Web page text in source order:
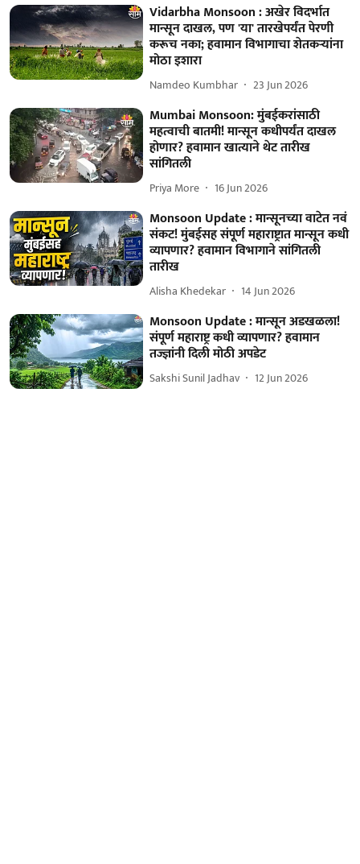
Vidarbha Monsoon : अखेर विदर्भात
मान्सून दाखल, पण 'या' तारखेपर्यंत पेरणी
करूच नका; हवामान विभागाचा शेतकऱ्यांना
मोठा इशारा
Namdeo Kumbhar 23 Jun 2026
Mumbai Monsoon: मुंबईकरांसाठी
महत्वाची बातमी! मान्सून कधीपर्यंत दाखल
होणार? हवामान खात्याने थेट तारीख
सांगितली
Priya More 16 Jun 2026
Monsoon Update : मान्सूनच्या वाटेत नवं
संकट! मुंबईसह संपूर्ण महाराष्ट्रात मान्सून कधी
व्यापणार? हवामान विभागाने सांगितली
तारीख
Alisha Khedekar 14 Jun 2026
Monsoon Update : मान्सून अडखळला!
संपूर्ण महाराष्ट्र कधी व्यापणार? हवामान
तज्ज्ञांनी दिली मोठी अपडेट
Sakshi Sunil Jadhav 12 Jun 2026